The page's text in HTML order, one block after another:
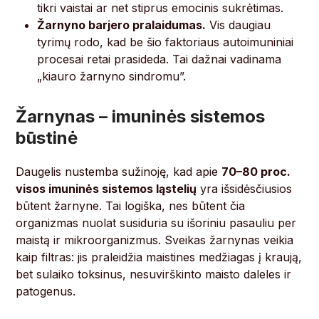
tikri vaistai ar net stiprus emocinis sukrėtimas.
Žarnyno barjero pralaidumas. Vis daugiau
tyrimų rodo, kad be šio faktoriaus autoimuniniai
procesai retai prasideda. Tai dažnai vadinama
„kiauro žarnyno sindromu”.
Žarnynas – imuninės sistemos
būstinė
Daugelis nustemba sužinoję, kad apie 70–80 proc.
visos imuninės sistemos ląstelių yra išsidėsčiusios
būtent žarnyne. Tai logiška, nes būtent čia
organizmas nuolat susiduria su išoriniu pasauliu per
maistą ir mikroorganizmus. Sveikas žarnynas veikia
kaip filtras: jis praleidžia maistines medžiagas į kraują,
bet sulaiko toksinus, nesuvirškinto maisto daleles ir
patogenus.